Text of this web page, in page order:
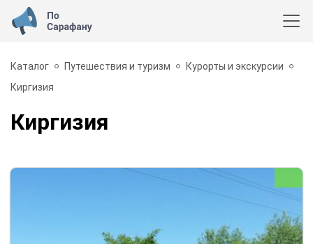
Каталог Путешествия и туризм
Курорты и экскурсии
Киргизия
Киргизия